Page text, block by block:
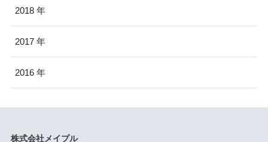
2018
2017
2016
株式会社メイプル